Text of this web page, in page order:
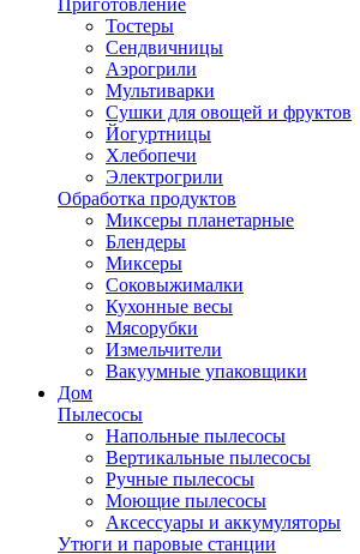
Приготовление
Тостеры
Сендвичницы
Аэрогрили
Мультиварки
Сушки для овощей и фруктов
Йогуртницы
Хлебопечи
Электрогрили
Обработка продуктов
Миксеры планетарные
Блендеры
Миксеры
Соковыжималки
Кухонные весы
Мясорубки
Измельчители
Вакуумные упаковщики
Дом
Пылесосы
Напольные пылесосы
Вертикальные пылесосы
Ручные пылесосы
Моющие пылесосы
Аксессуары и аккумуляторы
Утюги и паровые станции